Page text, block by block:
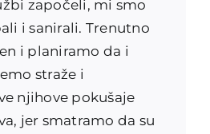
započeli, mi smo
i sanirali. Trenutno
i planiramo da i
straže i
njihove pokušaje
jer smatramo da su